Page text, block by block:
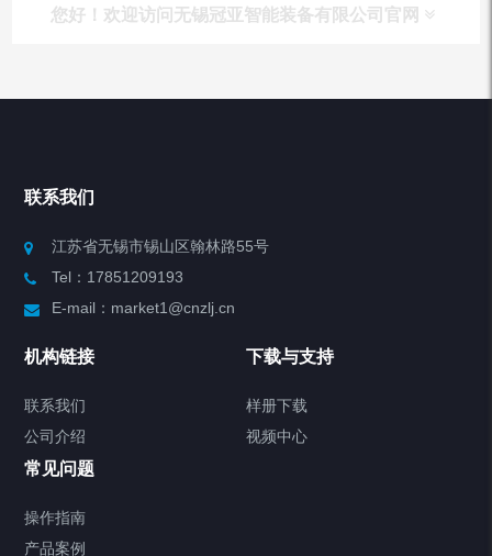
您好！欢迎访问无锡冠亚智能装备有限公司官网
产品列表
制冷加热动态控温系统
Chiller直冷控温机组
联系我们
江苏省无锡市锡山区翰林路55号
Tel：17851209193
E-mail：market1@cnzlj.cn
机构链接
联系我们
公司介绍
下载与支持
样册下载
视频中心
常见问题
操作指南
产品案例